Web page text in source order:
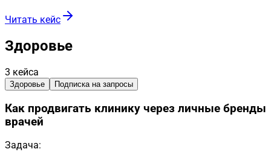
Читать кейс
Здоровье
3 кейса
Здоровье Подписка на запросы
Как продвигать клинику через личные бренды
врачей
Задача: